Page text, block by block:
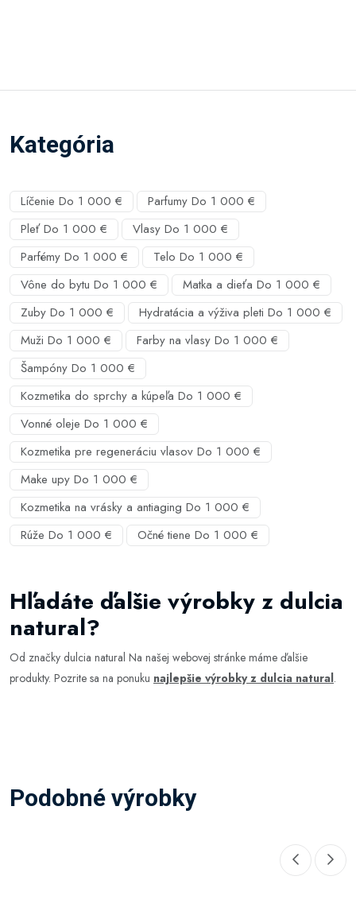
Kategória
Líčenie Do 1 000 €
Parfumy Do 1 000 €
Pleť Do 1 000 €
Vlasy Do 1 000 €
Parfémy Do 1 000 €
Telo Do 1 000 €
Vône do bytu Do 1 000 €
Matka a dieťa Do 1 000 €
Zuby Do 1 000 €
Hydratácia a výživa pleti Do 1 000 €
Muži Do 1 000 €
Farby na vlasy Do 1 000 €
Šampóny Do 1 000 €
Kozmetika do sprchy a kúpeľa Do 1 000 €
Vonné oleje Do 1 000 €
Kozmetika pre regeneráciu vlasov Do 1 000 €
Make upy Do 1 000 €
Kozmetika na vrásky a antiaging Do 1 000 €
Rúže Do 1 000 €
Očné tiene Do 1 000 €
Hľadáte ďalšie výrobky z dulcia
natural?
Od značky dulcia natural Na našej webovej stránke máme ďalšie
produkty. Pozrite sa na ponuku najlepšie výrobky z dulcia natural.
Podobné výrobky